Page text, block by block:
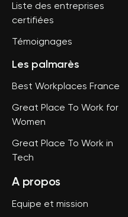
Liste des entreprises
certifiées
Témoignages
Les palmarès
Best Workplaces France
Great Place To Work for
Women
Great Place To Work in
Tech
A propos
Equipe et mission